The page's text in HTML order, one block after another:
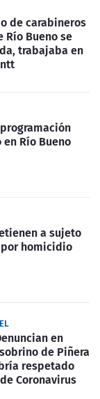
de carabineros
Río Bueno se
trabajaba en
Río Bueno
a sujeto
homicidio
en
de Piñera
respetado
Coronavirus